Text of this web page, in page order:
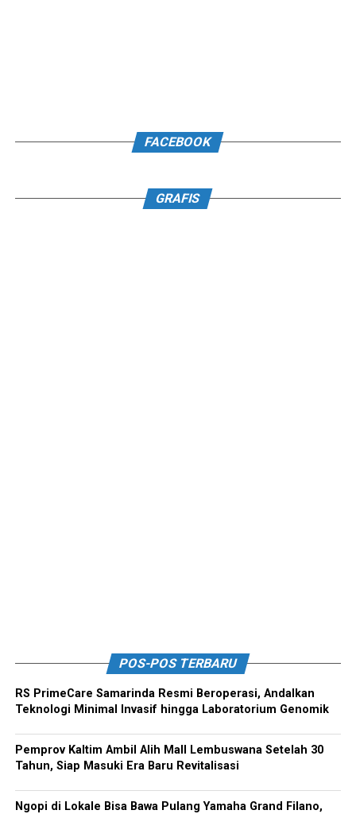
FACEBOOK
GRAFIS
POS-POS TERBARU
RS PrimeCare Samarinda Resmi Beroperasi, Andalkan
Teknologi Minimal Invasif hingga Laboratorium Genomik
Pemprov Kaltim Ambil Alih Mall Lembuswana Setelah 30
Tahun, Siap Masuki Era Baru Revitalisasi
Ngopi di Lokale Bisa Bawa Pulang Yamaha Grand Filano,